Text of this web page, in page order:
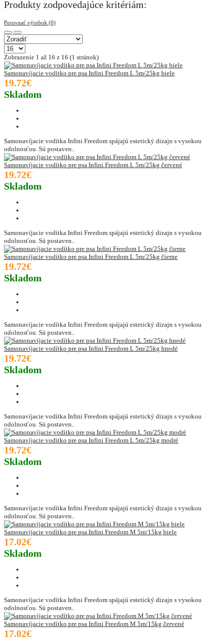
Produkty zodpovedajúce kritériám:
Porovnať výrobok (0)
Zobrazenie 1 až 16 z 16 (1 stránok)
Samonavíjacie vodítko pre psa Infini Freedom L 5m/25kg biele
19.72€
Skladom
Samonavíjacie vodítka Infini Freedom spájajú estetický dizajn s vysokou
odolnosťou. Sú postaven..
Samonavíjacie vodítko pre psa Infini Freedom L 5m/25kg červené
19.72€
Skladom
Samonavíjacie vodítka Infini Freedom spájajú estetický dizajn s vysokou
odolnosťou. Sú postaven..
Samonavíjacie vodítko pre psa Infini Freedom L 5m/25kg čierne
19.72€
Skladom
Samonavíjacie vodítka Infini Freedom spájajú estetický dizajn s vysokou
odolnosťou. Sú postaven..
Samonavíjacie vodítko pre psa Infini Freedom L 5m/25kg hnedé
19.72€
Skladom
Samonavíjacie vodítka Infini Freedom spájajú estetický dizajn s vysokou
odolnosťou. Sú postaven..
Samonavíjacie vodítko pre psa Infini Freedom L 5m/25kg modré
19.72€
Skladom
Samonavíjacie vodítka Infini Freedom spájajú estetický dizajn s vysokou
odolnosťou. Sú postaven..
Samonavíjacie vodítko pre psa Infini Freedom M 5m/15kg biele
17.02€
Skladom
Samonavíjacie vodítka Infini Freedom spájajú estetický dizajn s vysokou
odolnosťou. Sú postaven..
Samonavíjacie vodítko pre psa Infini Freedom M 5m/15kg červené
17.02€